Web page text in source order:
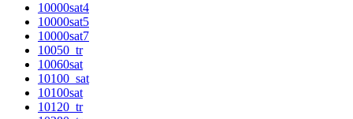
10000sat4
10000sat5
10000sat7
10050_tr
10060sat
10100_sat
10100sat
10120_tr